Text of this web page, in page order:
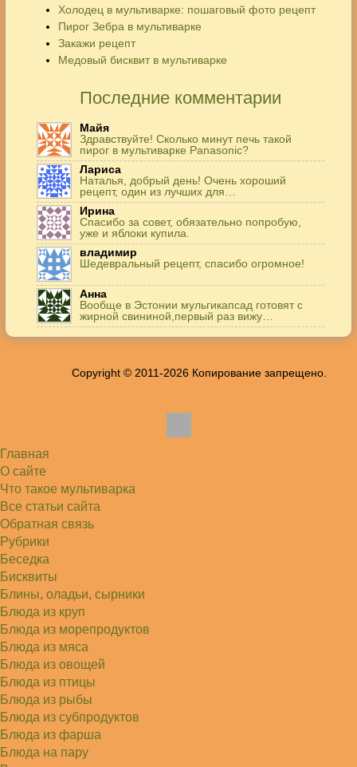
Холодец в мультиварке: пошаговый фото рецепт
Пирог Зебра в мультиварке
Закажи рецепт
Медовый бисквит в мультиварке
Последние комментарии
Майя
Здравствуйте! Сколько минут печь такой
пирог в мультиварке Panasonic?
Лариса
Наталья, добрый день! Очень хороший
рецепт, один из лучших для…
Ирина
Спасибо за совет, обязательно попробую,
уже и яблоки купила.
владимир
Шедевральный рецепт, спасибо огромное!
Анна
Вообще в Эстонии мульгикапсад готовят с
жирной свининой,первый раз вижу…
Игорь
Жанна
и сырую курочку, и…
Света
Советую простой рецепт как готовили наши
бабушки, на 5 минут…
Copyright © 2011-2026 Копирование запрещено.
Главная
О сайте
Что такое мультиварка
Все статьи сайта
Обратная связь
Рубрики
Беседка
Бисквиты
Блины, оладьи, сырники
Блюда из круп
Блюда из морепродуктов
Блюда из мяса
Блюда из овощей
Блюда из птицы
Блюда из рыбы
Блюда из субпродуктов
Блюда из фарша
Блюда на пару